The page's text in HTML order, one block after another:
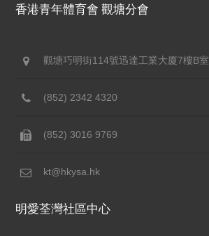
香港青年體育會 觀塘分會
觀塘巧明街114號迅達工業大廈7樓B室
(852) 2342 4320
(852) 3016 9769
kt@hkysa.hk
明愛荃灣社區中心